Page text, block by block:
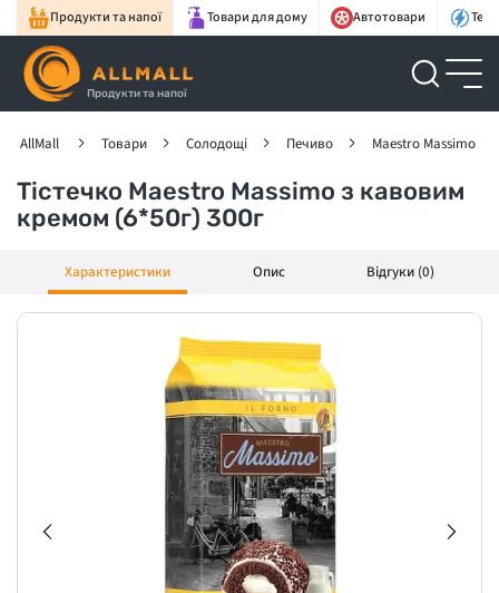
Продукти та напої Товари для дому Автотовари
Продукти та напої
AllMall Товари Солодощі Печиво Maestro Massimo
Тістечко Maestro Massimo з кавовим
кремом (6*50г) 300г
Характеристики Опис Відгуки (0)